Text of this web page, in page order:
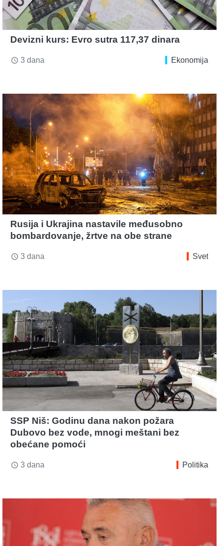
Devizni kurs: Evro sutra 117,37 dinara
access_time 3 dana Ekonomija
Rusija i Ukrajina nastavile međusobno
bombardovanje, žrtve na obe strane
access_time 3 dana Svet
SSP Niš: Godinu dana nakon požara
Dubovo bez vode, mnogi meštani bez
obećane pomoći
access_time 3 dana Politika